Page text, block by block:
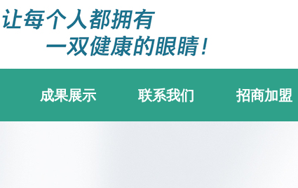
成果展示 联系我们 招商加盟